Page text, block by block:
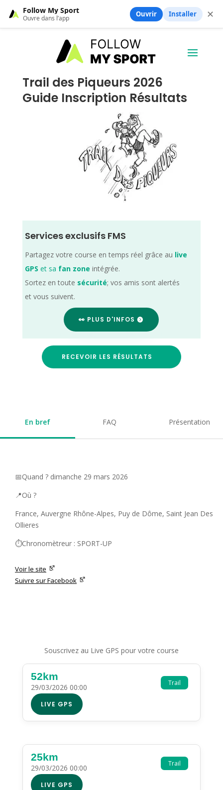
Trail des Piqueurs 2026
Guide Inscription Résultats
Services exclusifs FMS
Partagez votre course en temps réel grâce au live
GPS et sa fan zone intégrée.
Sortez en toute sécurité; vos amis sont alertés
et vous suivent.
👀 PLUS D'INFOS
RECEVOIR LES RÉSULTATS
En bref FAQ Présentation
📅Quand ? dimanche 29 mars 2026
📍Où ?
France, Auvergne Rhône-Alpes, Puy de Dôme, Saint Jean Des
Ollieres
⏱️Chronomètreur : SPORT-UP
Voir le site
Suivre sur Facebook
Souscrivez au Live GPS pour votre course
Trail
52km
29/03/2026 00:00
LIVE GPS
Trail
25km
29/03/2026 00:00
LIVE GPS
Follow My Sport
Ouvre dans l’app Ouvrir Installer ✕